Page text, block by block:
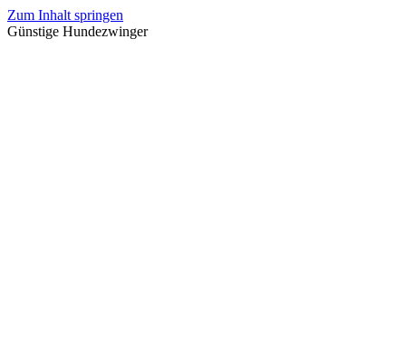
Zum Inhalt springen
Günstige Hundezwinger